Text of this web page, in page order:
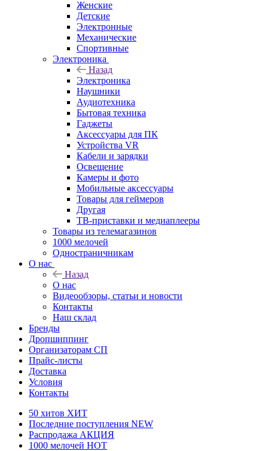
Женские
Детские
Электронные
Механические
Спортивные
Электроника
Назад
Электроника
Наушники
Аудиотехника
Бытовая техника
Гаджеты
Аксессуары для ПК
Устройства VR
Кабели и зарядки
Освещение
Камеры и фото
Мобильные аксессуары
Товары для геймеров
Другая
ТВ-приставки и медиаплееры
Товары из телемагазинов
1000 мелочей
Одностраничникам
О нас
Назад
О нас
Видеообзоры, статьи и новости
Контакты
Наш склад
Бренды
Дропшиппинг
Организаторам СП
Прайс-листы
Доставка
Условия
Контакты
50 хитов ХИТ
Последние поступления NEW
Распродажа АКЦИЯ
1000 мелочей HOT